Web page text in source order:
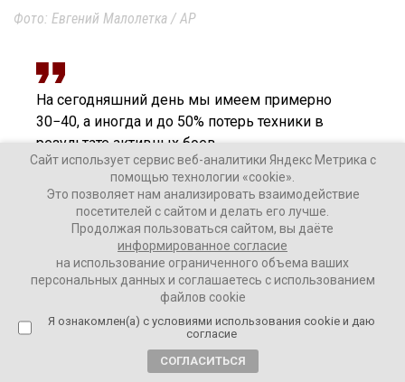
Фото: Евгений Малолетка / AP
На сегодняшний день мы имеем примерно
30−40, а иногда и до 50% потерь техники в
результате активных боев,
– уточнил военный.
Карпенко настаивает, что Украина якобы потеряла
БМП,400танков и700артиллерийских систем. Он
подчеркнул, что линия фронта растянута на 2,5 тысяч
километров. На более 1000 километров идут
активные боевые действия. При этом одна бригада
может держать примерно 40 км фронта. То есть всего
требуется украинцам 40 бригад. А каждая бригада –
Сайт использует сервис веб-аналитики Яндекс Метрика с
помощью технологии «cookie».
Это позволяет нам анализировать взаимодействие
посетителей с сайтом и делать его лучше.
Продолжая пользоваться сайтом, вы даёте
информированное согласие
на использование ограниченного объема ваших
персональных данных и соглашаетесь с использованием
файлов cookie
Я ознакомлен(а) с условиями использования cookie и даю
согласие
СОГЛАСИТЬСЯ